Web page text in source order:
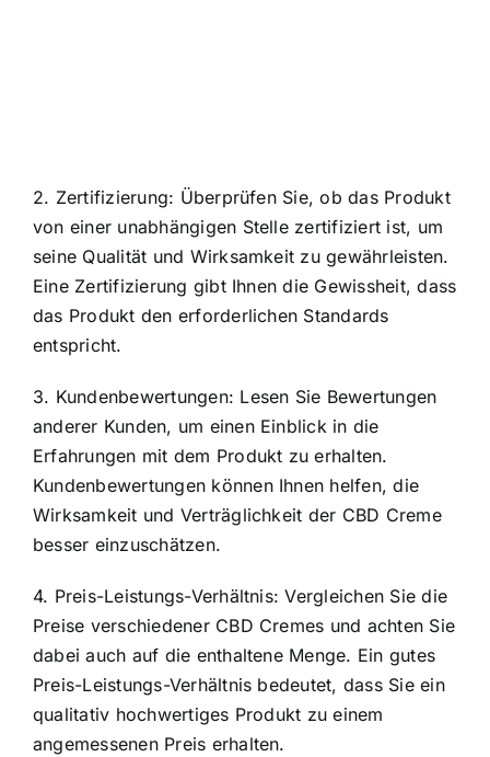
2. Zertifizierung: Überprüfen Sie, ob das Produkt
von einer unabhängigen Stelle zertifiziert ist, um
seine Qualität und Wirksamkeit zu gewährleisten.
Eine Zertifizierung gibt Ihnen die Gewissheit, dass
das Produkt den erforderlichen Standards
entspricht.
3. Kundenbewertungen: Lesen Sie Bewertungen
anderer Kunden, um einen Einblick in die
Erfahrungen mit dem Produkt zu erhalten.
Kundenbewertungen können Ihnen helfen, die
Wirksamkeit und Verträglichkeit der CBD Creme
besser einzuschätzen.
4. Preis-Leistungs-Verhältnis: Vergleichen Sie die
Preise verschiedener CBD Cremes und achten Sie
dabei auch auf die enthaltene Menge. Ein gutes
Preis-Leistungs-Verhältnis bedeutet, dass Sie ein
qualitativ hochwertiges Produkt zu einem
angemessenen Preis erhalten.